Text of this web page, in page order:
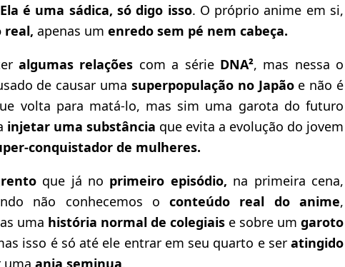
Ela é uma sádica, só digo isso. O próprio anime em si,
real, apenas um enredo sem pé nem cabeça.
algumas relações com a sérieDNA², mas nessa o
de causar uma superpopulação no Japãoe não é
volta para matá-lo, mas sim uma garota do futuro
injetar uma substância que evita a evolução do jovem
conquistador de mulheres.
que já no primeiro episódio, na primeira cena,
não conhecemos o conteúdo real do anime,
uma história normal de colegiais e sobre um garoto
isso é só até ele entrar em seu quarto e seratingido
uma anja seminua